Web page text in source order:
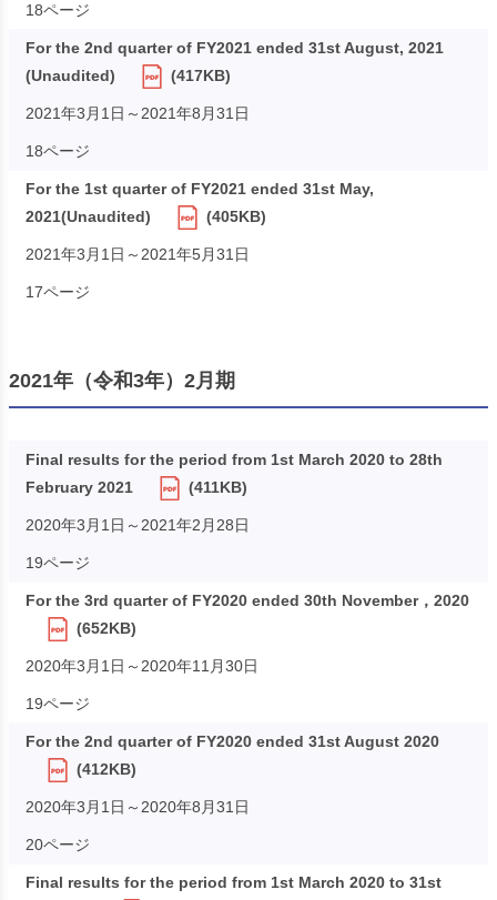
18ページ
For the 2nd quarter of FY2021 ended 31st August, 2021
(Unaudited)
(417KB)
2021年3月1日～2021年8月31日
18ページ
For the 1st quarter of FY2021 ended 31st May,
2021(Unaudited)
(405KB)
2021年3月1日～2021年5月31日
17ページ
2021年（令和3年）2月期
Final results for the period from 1st March 2020 to 28th
February 2021
(411KB)
2020年3月1日～2021年2月28日
19ページ
For the 3rd quarter of FY2020 ended 30th November，2020
(652KB)
2020年3月1日～2020年11月30日
19ページ
For the 2nd quarter of FY2020 ended 31st August 2020
(412KB)
2020年3月1日～2020年8月31日
20ページ
Final results for the period from 1st March 2020 to 31st